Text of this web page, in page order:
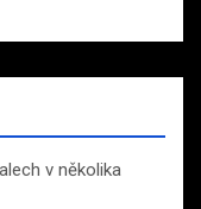
v několika